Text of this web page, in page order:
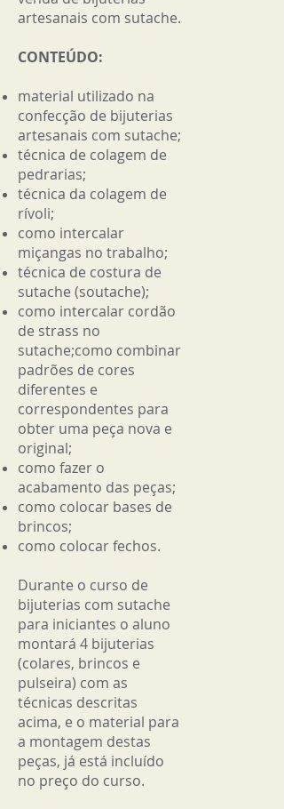
artesanais com sutache.
CONTEÚDO:
material utilizado na
confecção de bijuterias
artesanais com sutache;
técnica de colagem de
pedrarias;
técnica da colagem de
rívoli;
como intercalar
miçangas no trabalho;
técnica de costura de
sutache (soutache);
como intercalar cordão
de strass no
sutache;como combinar
padrões de cores
diferentes e
correspondentes para
obter uma peça nova e
original;
como fazer o
acabamento das peças;
como colocar bases de
brincos;
como colocar fechos.
Durante o curso de
bijuterias com sutache
para iniciantes o aluno
montará 4 bijuterias
(colares, brincos e
pulseira) com as
técnicas descritas
acima, e o material para
a montagem destas
peças, já está incluído
no preço do curso.